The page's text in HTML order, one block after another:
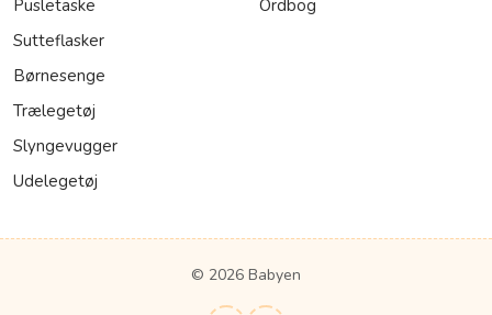
Pusletaske
Sutteflasker
Børnesenge
Trælegetøj
Slyngevugger
Udelegetøj
Ordbog
© 2026 Babyen